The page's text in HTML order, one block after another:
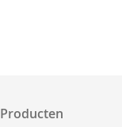
Producten